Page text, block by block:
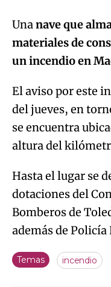
Unanave que
materiales de
un incendio en
El aviso por este
del jueves, en
se encuentra
altura del
Hasta el lugar se
dotaciones del
Bomberos de
además de
Temas incendio